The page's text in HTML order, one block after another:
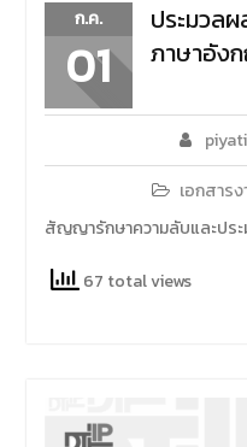
ก.ค.
01
ประมวล
ภาษาอัง
เอกสาร
สัญญารักษาความลับและปร
67 total views